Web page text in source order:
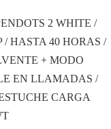
2 WHITE /
/ HASTA 40 HORAS /
+ MODO
EN LLAMADAS /
CARGA